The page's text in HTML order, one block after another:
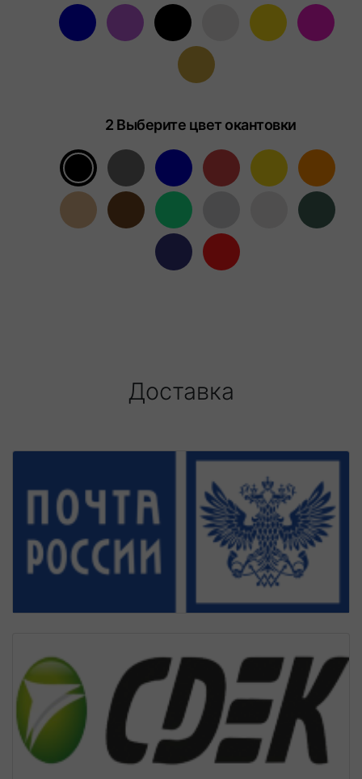
2 Выберите цвет окантовки
Доставка